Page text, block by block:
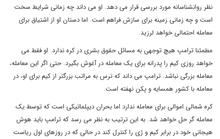
نظر روانشناسانه مورد بررسی قرار می دهد. او می داند چه زمانی شرایط سخت
است و چه زمانی زمینه برای سازش فراهم است. اما دستان او از اشتیاق برای
معامله احتمالی خواهد لرزید.
مطمئنا ترامپ هیچ توجهی به مسائل حقوق بشری در کره ندارد. او فقط می
خواهد روزی کیم را پدرانه برای یک معامله در آغوش بگیرد. حتی اگر این معامله،
معامله بزرگی نباشد. ترامپ می داند که ترس به مراتب بزرگتر از کیم برای او، در
معامله با کشور همسایه و پکن نهفته است.
کره شمالی اموالی برای معامله ندارد اما بحران دیپلماتیکی است که توسط یک
معامله گر حل خواهد شد. به این ترتیب به نظر می رسد که ترامپ باید هوش
هیجانی خود در برابر کیم و ژی را کنترل کند در حالی که در روزهای اول ریاست